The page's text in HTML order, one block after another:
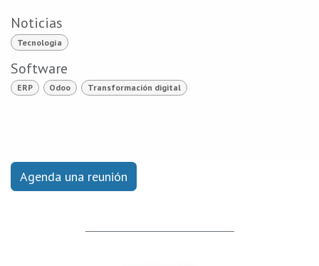
Noticias
Tecnología
Software
ERP Odoo Transformación digital
Agenda una reunión